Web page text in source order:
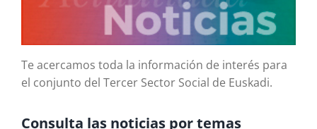
Te acercamos toda la información de interés para
el conjunto del Tercer Sector Social de Euskadi.
Consulta las noticias por temas